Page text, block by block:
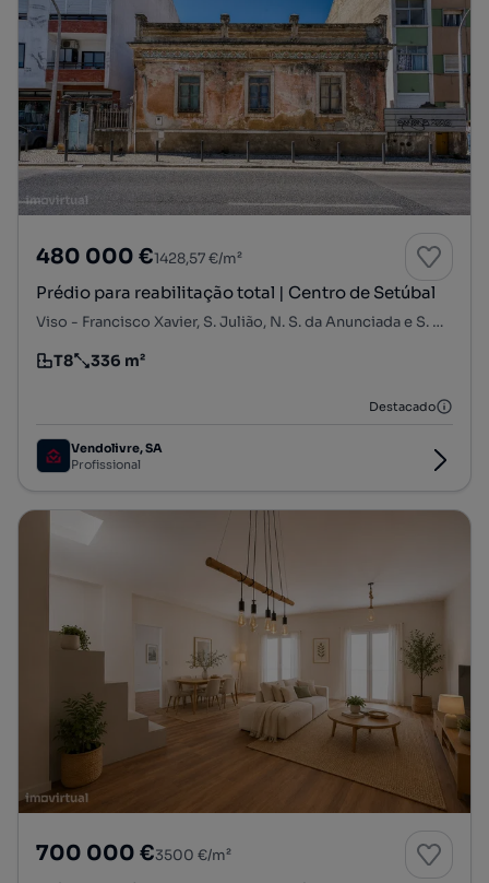
480 000 €1428,57 €/m²
Prédio para reabilitação total | Centro de Setúbal
Viso - Francisco Xavier, S. Julião, N. S. da Anunciada e S. Maria da Graça, Setúbal, Setúbal
Tipologia
T8
Preço por metro quadrado
336 m²
Destacado
Vendolivre, SA
Profissional
700 000 €3500 €/m²